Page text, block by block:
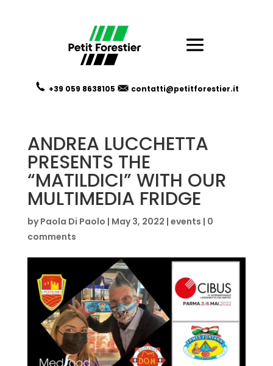
+39 059 8638105 contatti@petitforestier.it
ANDREA LUCCHETTA
PRESENTS THE
“MATILDICI” WITH OUR
MULTIMEDIA FRIDGE
byPaola Di Paolo | May 3, 2022 | events | 0
comments